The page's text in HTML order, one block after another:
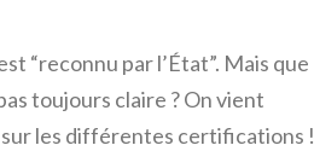
“reconnu par l’État”. Mais que
toujours claire ? On vient
les différentes certifications !